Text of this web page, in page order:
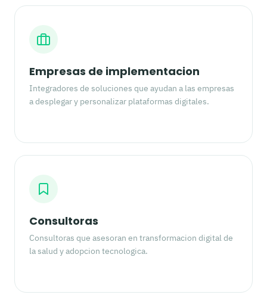
Empresas de implementacion
Integradores de soluciones que ayudan a las empresas
a desplegar y personalizar plataformas digitales.
Consultoras
Consultoras que asesoran en transformacion digital de
la salud y adopcion tecnologica.